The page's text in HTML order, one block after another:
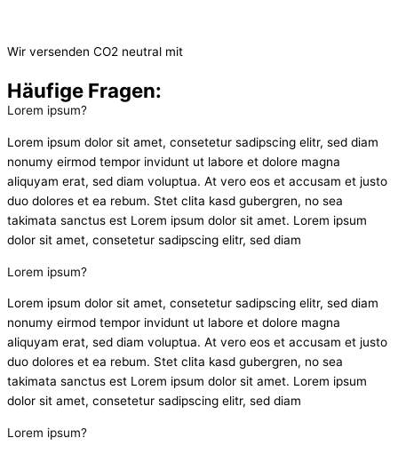
Wir versenden CO2 neutral mit
Häufige Fragen:
Lorem ipsum?
Lorem ipsum dolor sit amet, consetetur sadipscing elitr, sed diam
nonumy eirmod tempor invidunt ut labore et dolore magna
aliquyam erat, sed diam voluptua. At vero eos et accusam et justo
duo dolores et ea rebum. Stet clita kasd gubergren, no sea
takimata sanctus est Lorem ipsum dolor sit amet. Lorem ipsum
dolor sit amet, consetetur sadipscing elitr, sed diam
Lorem ipsum?
Lorem ipsum dolor sit amet, consetetur sadipscing elitr, sed diam
nonumy eirmod tempor invidunt ut labore et dolore magna
aliquyam erat, sed diam voluptua. At vero eos et accusam et justo
duo dolores et ea rebum. Stet clita kasd gubergren, no sea
takimata sanctus est Lorem ipsum dolor sit amet. Lorem ipsum
dolor sit amet, consetetur sadipscing elitr, sed diam
Lorem ipsum?